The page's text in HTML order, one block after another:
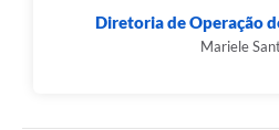
Diretoria de Operação
Mariele